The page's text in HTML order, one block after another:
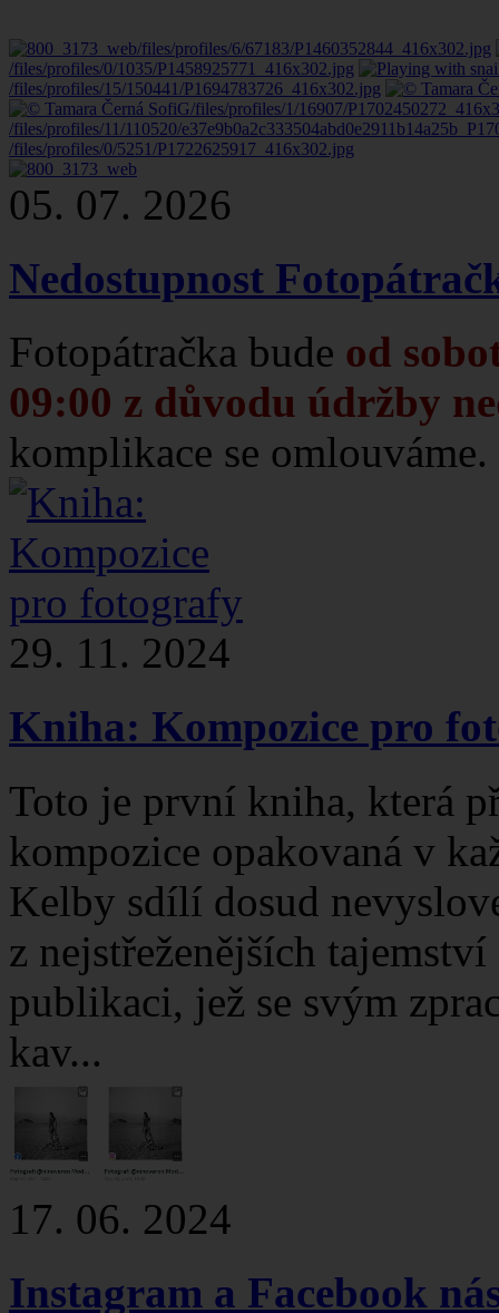
/files/profiles/6/67183/P1460352844_416x302.jpg
/files/profiles/0/1035/P1458925771_416x302.jpg
/files/profiles/15/150441/P1694783726_416x302.jpg
/files/profiles/1/16907/
/files/profiles/11/110520/
/files/profiles/0/5251/P1722625917_416x302.jpg
05. 07. 2026
Nedostupnost
Fotopátračka bude od
09:00 z důvodu údržby
komplikace se omlouváme.
29. 11. 2024
Kniha: Kompozice pro
Toto je první kniha, která
kompozice opakovaná v
Kelby sdílí dosud
z nejstřeženějších
publikaci, jež se svým
kav...
17. 06. 2024
Instagram a Facebook